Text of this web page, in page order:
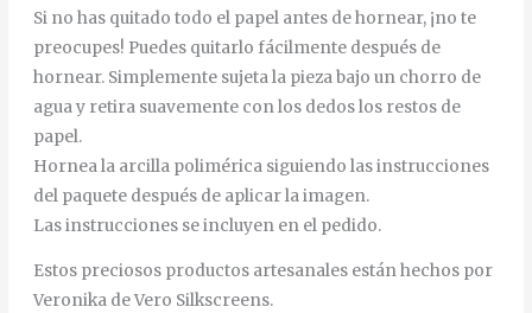
Si no has quitado todo el papel antes de hornear, ¡no te
preocupes! Puedes quitarlo fácilmente después de
hornear. Simplemente sujeta la pieza bajo un chorro de
agua y retira suavemente con los dedos los restos de
papel.
Hornea la arcilla polimérica siguiendo las instrucciones
del paquete después de aplicar la imagen.
Las instrucciones se incluyen en el pedido.
Estos preciosos productos artesanales están hechos por
Veronika de Vero Silkscreens.